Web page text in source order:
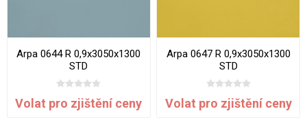
Arpa 0644 R 0,9x3050x1300
STD
Volat pro zjištění ceny
Arpa 0647 R 0,9x3050x1300
STD
Volat pro zjištění ceny